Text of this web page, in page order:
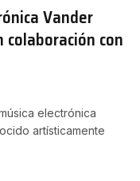
Vander
con
electrónica
artísticamente